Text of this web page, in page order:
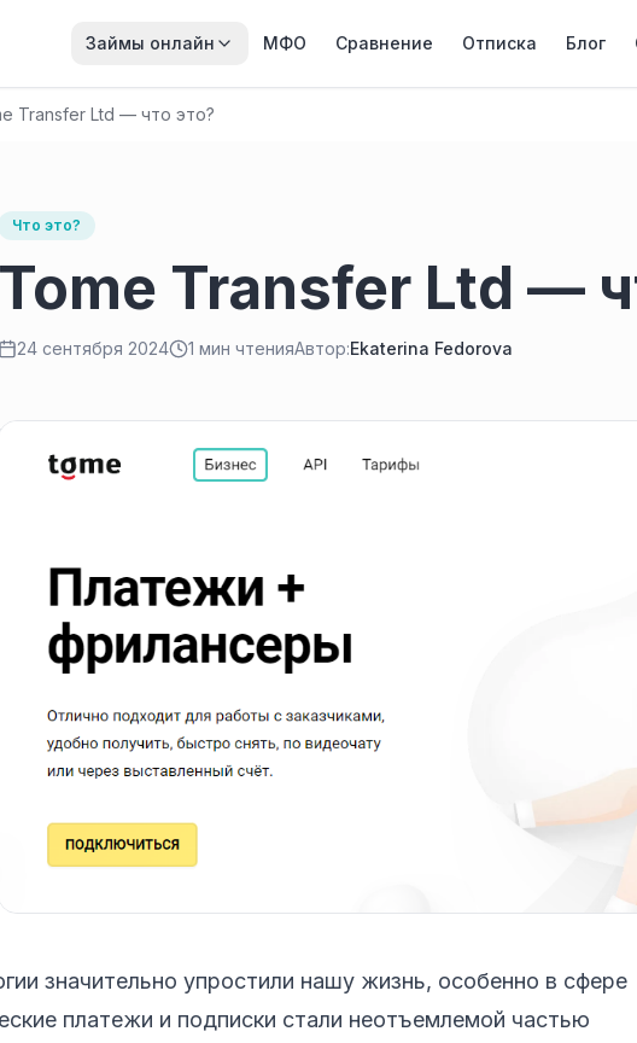
Займы онлайн МФО Сравнение Отписка Блог
Transfer Ltd — что это?
Что это?
Tome Transfer Ltd —
24 сентября 2024 1 мин чтенияАвтор:Ekaterina Fedorova
значительно упростили нашу жизнь, особенно в сфере
платежи и подписки стали неотъемлемой частью